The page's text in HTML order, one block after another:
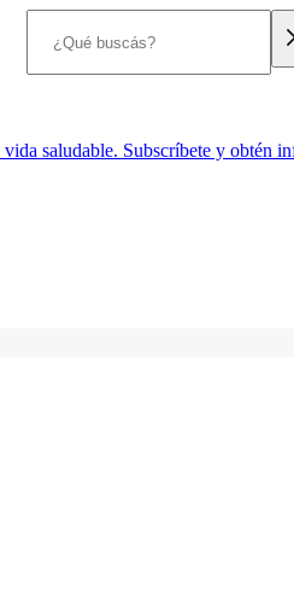
saludable. Subscríbete y obtén